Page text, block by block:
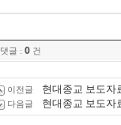
댓글 : 0 건
이전글 현대종교 보도자
다음글 현대종교 보도자